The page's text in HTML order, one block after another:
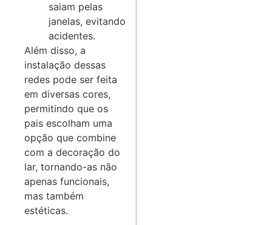
saiam pelas
janelas, evitando
acidentes.
Além disso, a
instalação dessas
redes pode ser feita
em diversas cores,
permitindo que os
pais escolham uma
opção que combine
com a decoração do
lar, tornando-as não
apenas funcionais,
mas também
estéticas.